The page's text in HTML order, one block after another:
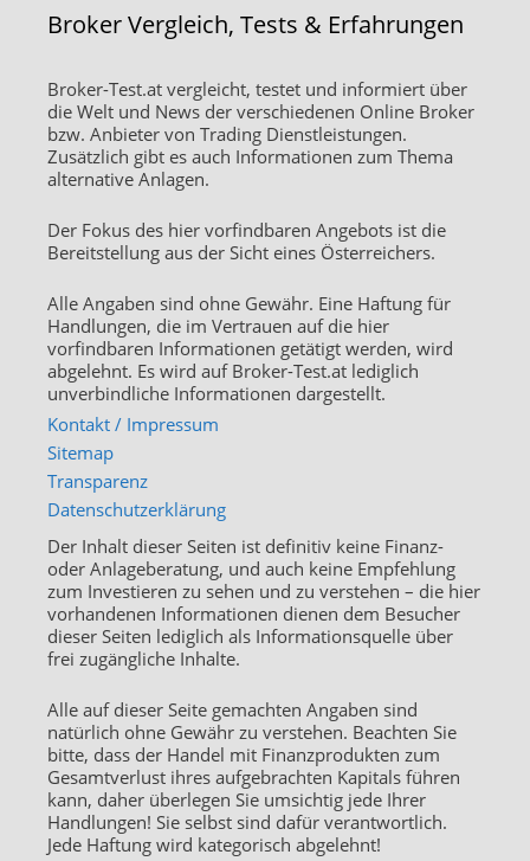
Broker Vergleich, Tests & Erfahrungen
Broker-Test.at vergleicht, testet und informiert über
die Welt und News der verschiedenen Online Broker
bzw. Anbieter von Trading Dienstleistungen.
Zusätzlich gibt es auch Informationen zum Thema
alternative Anlagen.
Der Fokus des hier vorfindbaren Angebots ist die
Bereitstellung aus der Sicht eines Österreichers.
Alle Angaben sind ohne Gewähr. Eine Haftung für
Handlungen, die im Vertrauen auf die hier
vorfindbaren Informationen getätigt werden, wird
abgelehnt. Es wird auf Broker-Test.at lediglich
unverbindliche Informationen dargestellt.
Kontakt / Impressum
Sitemap
Transparenz
Datenschutzerklärung
Der Inhalt dieser Seiten ist definitiv keine Finanz-
oder Anlageberatung, und auch keine Empfehlung
zum Investieren zu sehen und zu verstehen – die hier
vorhandenen Informationen dienen dem Besucher
dieser Seiten lediglich als Informationsquelle über
frei zugängliche Inhalte.
Alle auf dieser Seite gemachten Angaben sind
natürlich ohne Gewähr zu verstehen. Beachten Sie
bitte, dass der Handel mit Finanzprodukten zum
Gesamtverlust ihres aufgebrachten Kapitals führen
kann, daher überlegen Sie umsichtig jede Ihrer
Handlungen! Sie selbst sind dafür verantwortlich.
Jede Haftung wird kategorisch abgelehnt!